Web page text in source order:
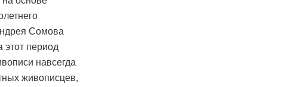
Сомова
этот период
навсегда
живописцев,